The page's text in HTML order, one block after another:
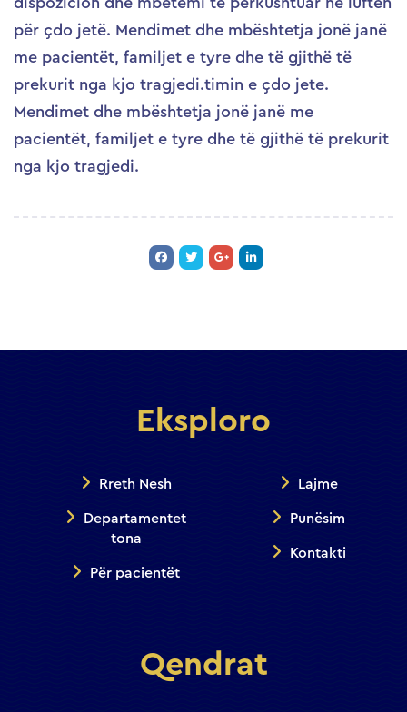
për çdo jetë. Mendimet dhe mbështetja jonë janë
me pacientët, familjet e tyre dhe të gjithë të
prekurit nga kjo tragjedi.timin e çdo jete.
Mendimet dhe mbështetja jonë janë me
pacientët, familjet e tyre dhe të gjithë të prekurit
nga kjo tragjedi.
Eksploro
Rreth Nesh
Departamentet
tona
Për pacientët
Lajme
Punësim
Kontakti
Qendrat